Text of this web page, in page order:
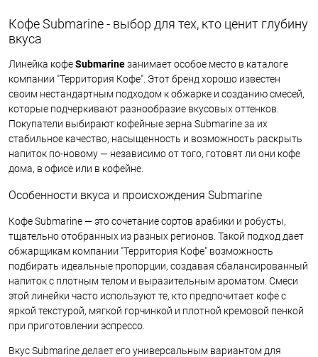
Кофе Submarine - выбор для тех, кто ценит глубину
вкуса
Линейка кофеSubmarineзанимает особое место в каталоге
компании "Территория Кофе". Этот бренд хорошо известен
своим нестандартным подходом к обжарке и созданию смесей,
которые подчеркивают разнообразие вкусовых оттенков.
Покупатели выбирают кофейные зерна Submarine за их
стабильное качество, насыщенность и возможность раскрыть
напиток по-новому — независимо от того, готовят ли они кофе
дома, в офисе или в кофейне.
Особенности вкуса и происхождения Submarine
Кофе Submarine — это сочетание сортов арабики и робусты,
тщательно отобранных из разных регионов. Такой подход дает
обжарщикам компании "Территория Кофе" возможность
подбирать идеальные пропорции, создавая сбалансированный
напиток с плотным телом и выразительным ароматом. Смеси
этой линейки часто используют те, кто предпочитает кофе с
яркой текстурой, мягкой горчинкой и плотной кремовой пенкой
при приготовлении эспрессо.
Вкус Submarine делает его универсальным вариантом для